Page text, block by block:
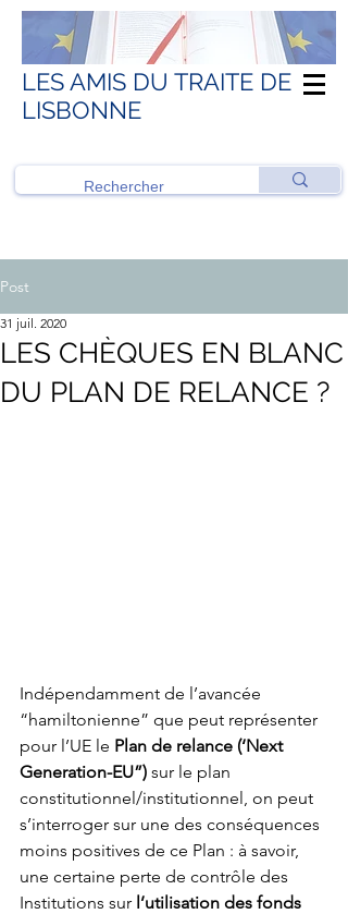
LES AMIS DU TRAITE DE
LISBONNE
Post
LES CHÈQUES EN BLANC
DU PLAN DE RELANCE ?
31 juil. 2020
Indépendamment de l’avancée
“hamiltonienne” que peut représenter
pour l’UE le Plan de relance (‘Next
Generation-EU”) sur le plan
constitutionnel/institutionnel, on peut
s’interroger sur une des conséquences
moins positives de ce Plan : à savoir,
une certaine perte de contrôle des
Institutions sur l’utilisation des fonds